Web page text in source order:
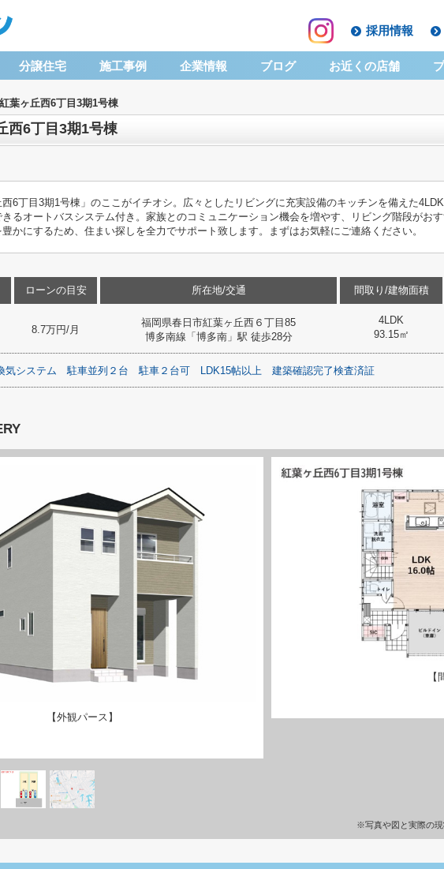
採用情報
分譲住宅 施工事例 企業情報 ブログ お近くの店舗
葉ヶ丘西6丁目3期1号棟
西6丁目3期1号棟
西6丁目3期1号棟」のここがイチオシ。広々としたリビングに充実設備のキッチンを備えた
るオートバスシステム付き。家族とのコミュニケーション機会を増やす、リビング階段がお
かにするため、住まい探しを全力でサポート致します。まずはお気軽にご連絡ください。
ローンの目安
8.7万円/月
所在地/交通
福岡県春日市紅葉ヶ丘西６丁目85
博多南線「博多南」駅 徒歩28分
間取り/建物面積
4LDK
93.15㎡
気システム 駐車並列２台 駐車２台可 LDK15帖以上 建築確認完了検査済証
【外観パース】
【
※写真や図と実際の